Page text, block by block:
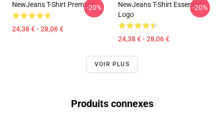
NewJeans T-Shirt Premium
24,38 € - 28,06 €
-20%
NewJeans T-Shirt Essentiel
Logo
24,38 € - 28,06 €
-20%
VOIR PLUS
Produits connexes